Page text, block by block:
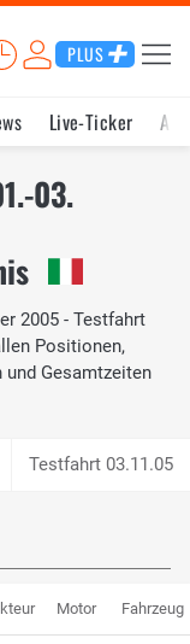
PLUS
Live-Ticker
03.
2005 - Testfahrt
Positionen,
und Gesamtzeiten
Testfahrt 03.11.05
Motor Fahrzeug